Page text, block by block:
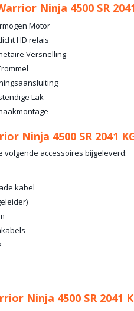
Ninja 4500 SR
Motor
HD relais
Versnelling
Lak
Ninja 4500 SR 2041
volgende accessoires bijgeleverd:
kabel
Ninja 4500 SR 2041